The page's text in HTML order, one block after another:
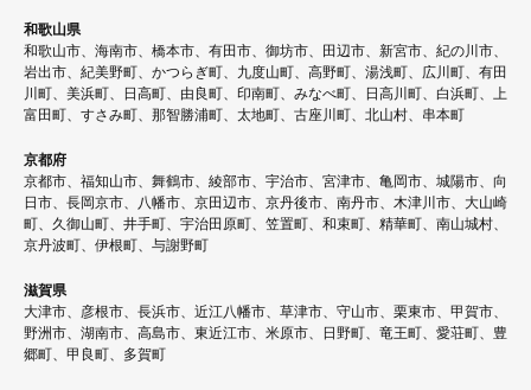
和歌山県
和歌山市、海南市、橋本市、有田市、御坊市、田辺市、新宮市、紀の川市、
岩出市、紀美野町、かつらぎ町、九度山町、高野町、湯浅町、広川町、有田
川町、美浜町、日高町、由良町、印南町、みなべ町、日高川町、白浜町、上
富田町、すさみ町、那智勝浦町、太地町、古座川町、北山村、串本町
京都府
京都市、福知山市、舞鶴市、綾部市、宇治市、宮津市、亀岡市、城陽市、向
日市、長岡京市、八幡市、京田辺市、京丹後市、南丹市、木津川市、大山崎
町、久御山町、井手町、宇治田原町、笠置町、和束町、精華町、南山城村、
京丹波町、伊根町、与謝野町
滋賀県
大津市、彦根市、長浜市、近江八幡市、草津市、守山市、栗東市、甲賀市、
野洲市、湖南市、高島市、東近江市、米原市、日野町、竜王町、愛荘町、豊
郷町、甲良町、多賀町